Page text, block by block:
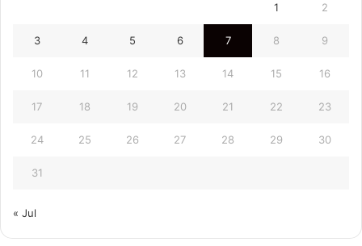
1 2
3 4 5 6 7 8 9
10 11 12 13 14 15 16
17 18 19 20 21 22 23
24 25 26 27 28 29 30
31
« Jul